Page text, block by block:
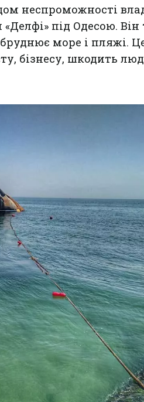
неспроможності
«Делфі» під Одесою.
море і пляжі.
бізнесу, шкодить